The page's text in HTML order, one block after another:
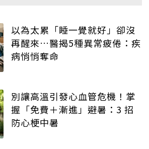
以為太累「睡一覺就好」卻沒
再醒來…醫揭5種異常疲倦：疾
病悄悄奪命
別讓高溫引發心血管危機！掌
握「免費＋漸進」避暑：3 招
防心梗中暑